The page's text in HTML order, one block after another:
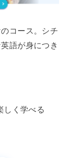
コース。シチ
語が身につき
しく学べる